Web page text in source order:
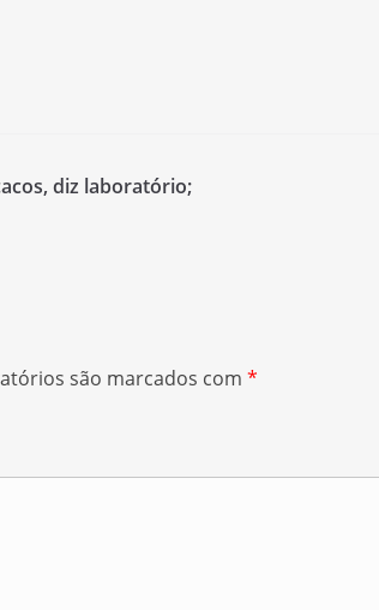
diz laboratório;
são marcados com *